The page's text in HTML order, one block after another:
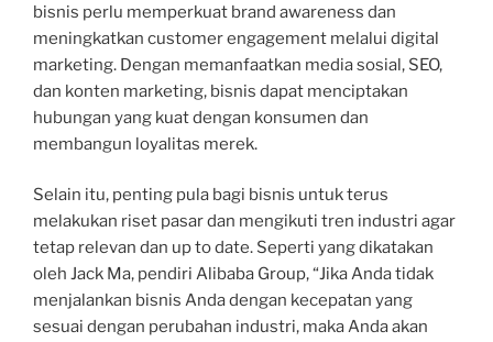
bisnis perlu memperkuat brand awareness dan
meningkatkan customer engagement melalui digital
marketing. Dengan memanfaatkan media sosial, SEO,
dan konten marketing, bisnis dapat menciptakan
hubungan yang kuat dengan konsumen dan
membangun loyalitas merek.
Selain itu, penting pula bagi bisnis untuk terus
melakukan riset pasar dan mengikuti tren industri agar
tetap relevan dan up to date. Seperti yang dikatakan
oleh Jack Ma, pendiri Alibaba Group, “Jika Anda tidak
menjalankan bisnis Anda dengan kecepatan yang
sesuai dengan perubahan industri, maka Anda akan